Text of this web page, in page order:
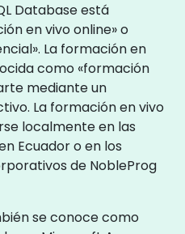
Database está
en vivo online» o
La formación en
como «formación
mediante un
La formación en vivo
localmente en las
Ecuador o en los
de NobleProg
se conoce como